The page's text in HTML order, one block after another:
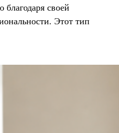
благодаря своей
Этот тип